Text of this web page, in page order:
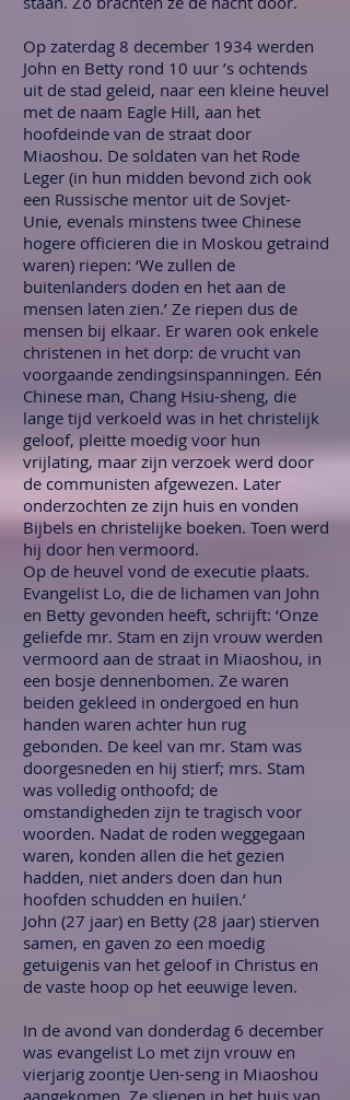
Op zaterdag 8 december 1934 werden
John en Betty rond 10 uur ’s ochtends
uit de stad geleid, naar een kleine heuvel
met de naam Eagle Hill, aan het
hoofdeinde van de straat door
Miaoshou. De soldaten van het Rode
Leger (in hun midden bevond zich ook
een Russische mentor uit de Sovjet-
Unie, evenals minstens twee Chinese
hogere officieren die in Moskou getraind
waren) riepen: ‘We zullen de
buitenlanders doden en het aan de
mensen laten zien.’ Ze riepen dus de
mensen bij elkaar. Er waren ook enkele
christenen in het dorp: de vrucht van
voorgaande zendingsinspanningen. Eén
Chinese man, Chang Hsiu-sheng, die
lange tijd verkoeld was in het christelijk
geloof, pleitte moedig voor hun
vrijlating, maar zijn verzoek werd door
de communisten afgewezen. Later
onderzochten ze zijn huis en vonden
Bijbels en christelijke boeken. Toen werd
hij door hen vermoord.
Op de heuvel vond de executie plaats.
Evangelist Lo, die de lichamen van John
en Betty gevonden heeft, schrijft: ‘Onze
geliefde mr. Stam en zijn vrouw werden
vermoord aan de straat in Miaoshou, in
een bosje dennenbomen. Ze waren
beiden gekleed in ondergoed en hun
handen waren achter hun rug
gebonden. De keel van mr. Stam was
doorgesneden en hij stierf; mrs. Stam
was volledig onthoofd; de
omstandigheden zijn te tragisch voor
woorden. Nadat de roden weggegaan
waren, konden allen die het gezien
hadden, niet anders doen dan hun
hoofden schudden en huilen.’
John (27 jaar) en Betty (28 jaar) stierven
samen, en gaven zo een moedig
getuigenis van het geloof in Christus en
de vaste hoop op het eeuwige leven.
In de avond van donderdag 6 december
was evangelist Lo met zijn vrouw en
vierjarig zoontje Uen-seng in Miaoshou
aangekomen. Ze sliepen in het huis van